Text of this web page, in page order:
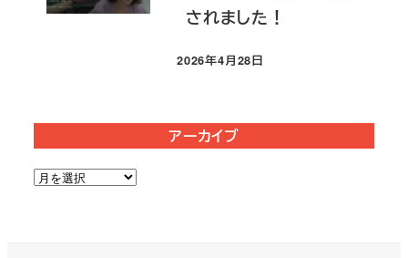
されました！
投稿日
2026年4月28日
アーカイブ
ア